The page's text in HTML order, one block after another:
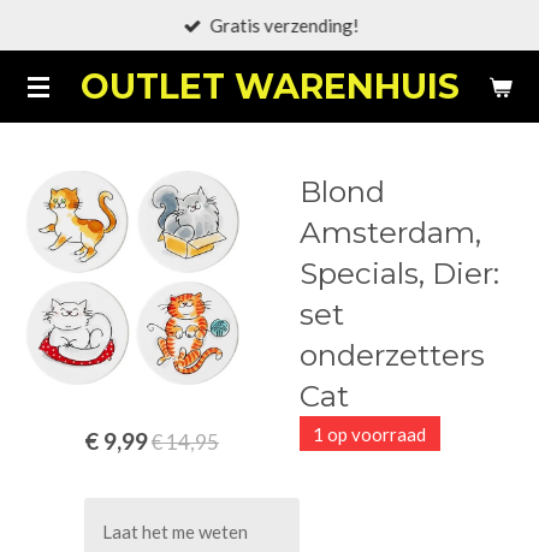
naar
de
OUTLET WARENHUIS
Gratis verzending!
Blond
Amsterdam,
Specials, Dier:
set
onderzetters
Cat
1 op voorraad
€ 9,99€ 14,95
Laat het me weten